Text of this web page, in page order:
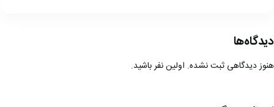
دیدگاه‌ها
هنوز دیدگاهی ثبت نشده. اولین نفر باشید.